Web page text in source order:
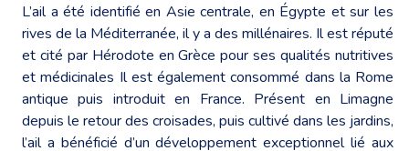
L’ail a été identifié en Asie centrale, en Égypte et sur les
rives de la Méditerranée, il y a des millénaires. Il est réputé
et cité par Hérodote en Grèce pour ses qualités nutritives
et médicinales Il est également consommé dans la Rome
antique puis introduit en France. Présent en Limagne
depuis le retour des croisades, puis cultivé dans les jardins,
l’ail a bénéficié d’un développement exceptionnel lié aux